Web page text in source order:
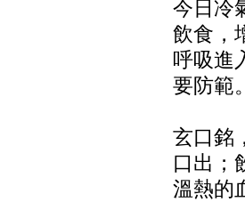
今日冷
飲食，
呼吸進
要防範。
玄口銘
口出；
溫熱的